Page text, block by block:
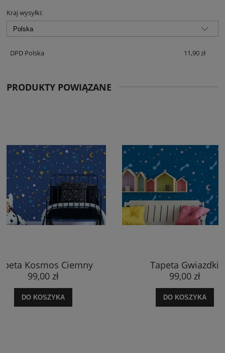
Kraj wysyłki:
DPD Polska 11,90 zł
PRODUKTY POWIĄZANE
Tapeta Gwiazdki
DO KOSZYKA
Plakat
DO